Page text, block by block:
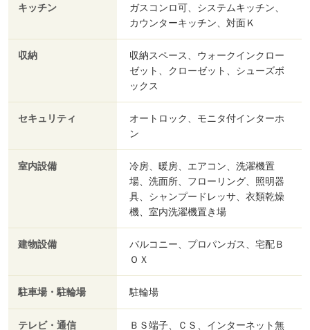
キッチン
ガスコンロ可、システムキッチン、
カウンターキッチン、対面Ｋ
収納
収納スペース、ウォークインクロー
ゼット、クローゼット、シューズボ
ックス
セキュリティ
オートロック、モニタ付インターホ
ン
室内設備
冷房、暖房、エアコン、洗濯機置
場、洗面所、フローリング、照明器
具、シャンプードレッサ、衣類乾燥
機、室内洗濯機置き場
建物設備
バルコニー、プロパンガス、宅配Ｂ
ＯＸ
駐車場・駐輪場 駐輪場
テレビ・通信
ＢＳ端子、ＣＳ、インターネット無